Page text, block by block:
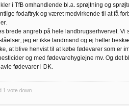
i TfB omhandlende bl.a. sprøjtning og
fodaftryk og været medvirkende til at få
brede angreb på hele landbrugserhvervet. Vi
jeg er ikke landmand og ej heller
at blive henvist til at købe fødevarer som er
og med fødevarehygiejne mv. Og det
fødevarer i DK.
1 vote down.